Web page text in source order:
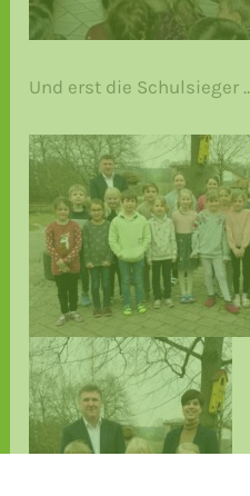
Und erst die Schulsieger